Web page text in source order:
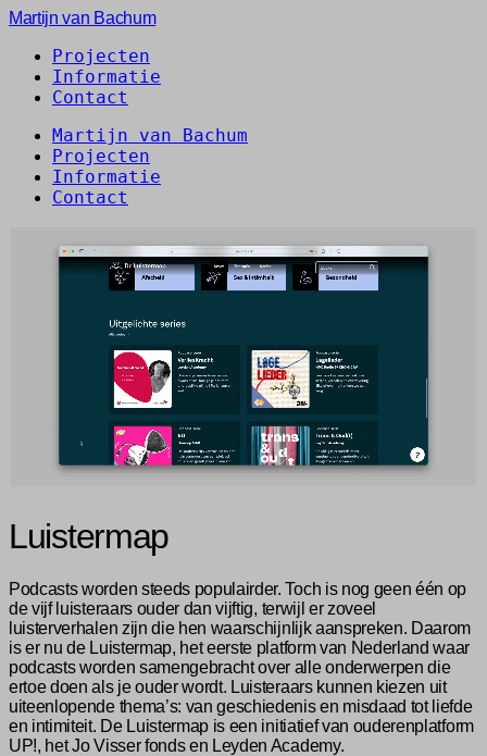
Martijn van Bachum
Projecten
Informatie
Contact
Martijn van Bachum
Projecten
Informatie
Contact
Luistermap
Podcasts worden steeds populairder. Toch is nog geen één op
de vijf luisteraars ouder dan vijftig, terwijl er zoveel
luisterverhalen zijn die hen waarschijnlijk aanspreken. Daarom
is er nu de Luistermap, het eerste platform van Nederland waar
podcasts worden samengebracht over alle onderwerpen die
ertoe doen als je ouder wordt. Luisteraars kunnen kiezen uit
uiteenlopende thema’s: van geschiedenis en misdaad tot liefde
en intimiteit. De Luistermap is een initiatief van ouderenplatform
UP!, het Jo Visser fonds en Leyden Academy.